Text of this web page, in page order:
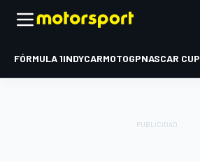
FÓRMULA 1INDYCARMOTOGPNASCAR CUP